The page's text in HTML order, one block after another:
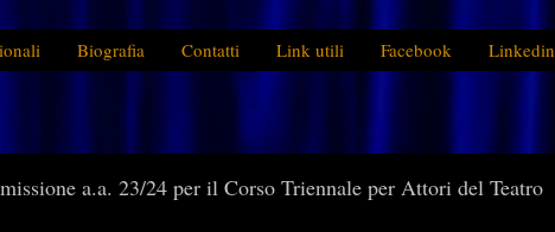
Biografia Contatti Link utili Facebook Linkedin
a.a. 23/24 per il Corso Triennale per Attori del Teatro